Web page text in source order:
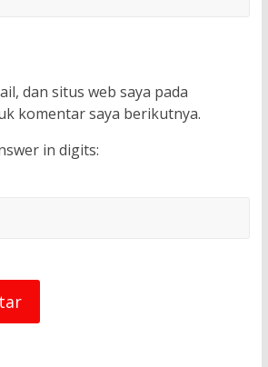
dan situs web saya pada
komentar saya berikutnya.
in digits: